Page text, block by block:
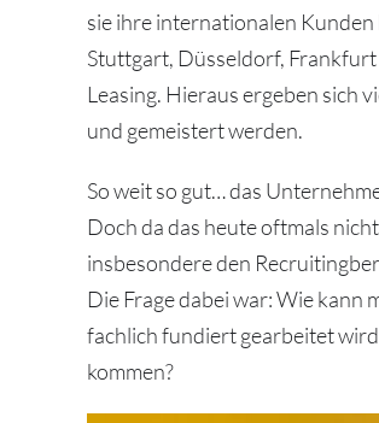
sie ihre internationalen
Stuttgart, Düsseldorf, Frankfurt
Leasing. Hieraus ergeben sich
und gemeistert werden.
So weit so gut… das
Doch da das heute oftmals
insbesondere den
Die Frage dabei war: Wie
fachlich fundiert gearbeitet
kommen?